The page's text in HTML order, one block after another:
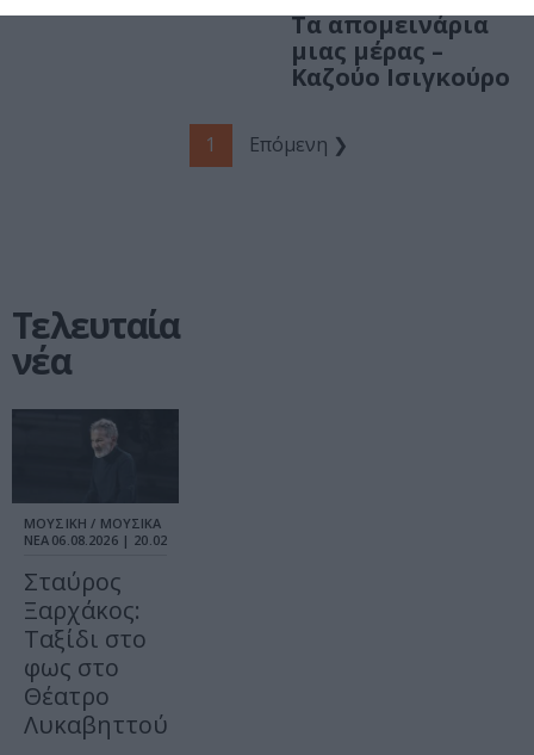
Τα απομεινάρια
μιας μέρας –
Καζούο Ισιγκούρο
1 Επόμενη ❯
Τελευταία
νέα
ΜΟΥΣΙΚΗ / ΜΟΥΣΙΚΑ
ΝΕΑ 06.08.2026 | 20.02
Σταύρος
Ξαρχάκος:
Ταξίδι στο
φως στο
Θέατρο
Λυκαβηττού